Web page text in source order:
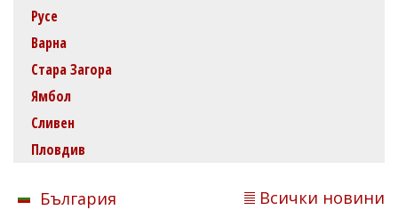
Русе
Варна
Стара Загора
Ямбол
Сливен
Пловдив
България Всички новини